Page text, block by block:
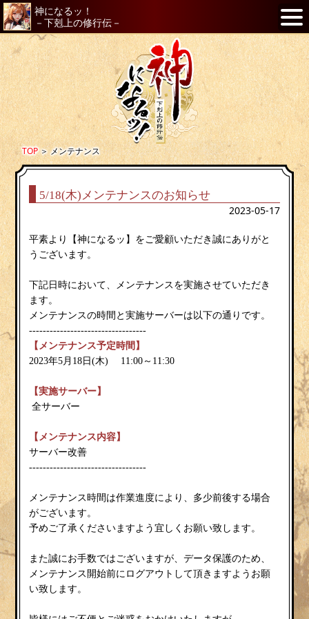
神になるッ！
－下剋上の修行伝－
TOP＞メンテナンス
5/18(木)メンテナンスのお知らせ
2023-05-17
平素より【神になるッ】をご愛顧いただき誠にありがと
うございます。
下記日時において、メンテナンスを実施させていただき
ます。
メンテナンスの時間と実施サーバーは以下の通りです。
----------------------------------
【メンテナンス予定時間】
2023年5月18日(木) 11:00～11:30
【実施サーバー】
全サーバー
【メンテナンス内容】
サーバー改善
----------------------------------
メンテナンス時間は作業進度により、多少前後する場合
がございます。
予めご了承くださいますよう宜しくお願い致します。
また誠にお手数ではございますが、データ保護のため、
メンテナンス開始前にログアウトして頂きますようお願
い致します。